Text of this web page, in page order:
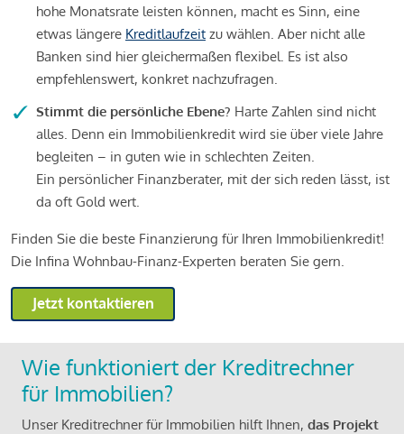
hohe Monatsrate leisten können, macht es Sinn, eine
etwas längere Kreditlaufzeit zu wählen. Aber nicht alle
Banken sind hier gleichermaßen flexibel. Es ist also
empfehlenswert, konkret nachzufragen.
Stimmt die persönliche Ebene? Harte Zahlen sind nicht
alles. Denn ein Immobilienkredit wird sie über viele Jahre
begleiten – in guten wie in schlechten Zeiten.
Ein persönlicher Finanzberater, mit der sich reden lässt, ist
da oft Gold wert.
Finden Sie die beste Finanzierung für Ihren Immobilienkredit!
Die Infina Wohnbau-Finanz-Experten beraten Sie gern.
Jetzt kontaktieren
Wie funktioniert der Kreditrechner
für Immobilien?
Unser Kreditrechner für Immobilien hilft Ihnen, das Projekt